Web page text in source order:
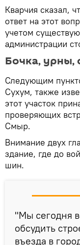
Кварчия сказал,
ответ на этот
учетом
администрации
Бочка, урны,
Следующим
Сухум, также
этот участок
проверяющих
Смыр.
Внимание двух
здание, где до
шин.
"Мы сегодня
обсудить
въезда в